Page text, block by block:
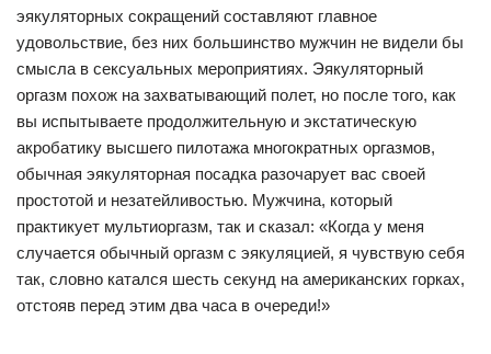
эякуляторных сокращений составляют главное
удовольствие, без них большинство мужчин не видели бы
смысла в сексуальных мероприятиях. Эякуляторный
оргазм похож на захватывающий полет, но после того, как
вы испытываете продолжительную и экстатическую
акробатику высшего пилотажа многократных оргазмов,
обычная эякуляторная посадка разочарует вас своей
простотой и незатейливостью. Мужчина, который
практикует мультиоргазм, так и сказал: «Когда у меня
случается обычный оргазм с эякуляцией, я чувствую себя
так, словно катался шесть секунд на американских горках,
отстояв перед этим два часа в очереди!»